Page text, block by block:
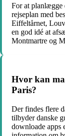
For at planlægge
rejseplan med
Eiffeltårnet,
en god idé at
Montmartre og
Hvor kan
Paris?
Der findes flere
tilbyder danske
downloade apps